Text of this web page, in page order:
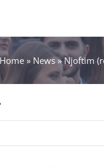
Home» News»Njoftim